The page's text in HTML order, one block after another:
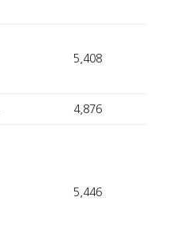
5,408
4,876
5,446